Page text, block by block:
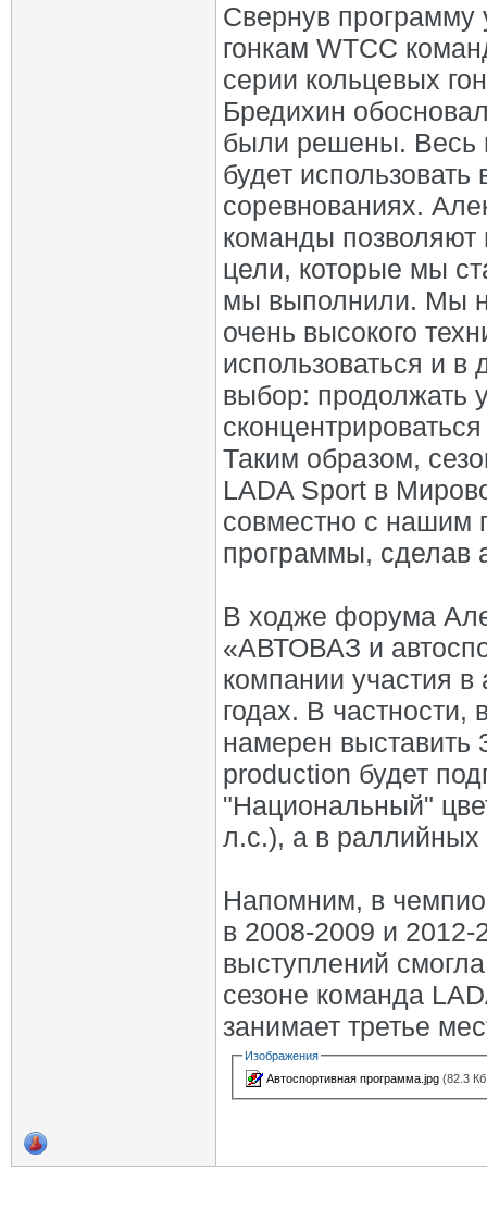
Свернув программу
гонкам WTCC
серии кольцевых
Бредихин
были решены. Весь
будет
соревнованиях.
команды позволяют
цели, которые мы
мы выполнили. Мы
очень высокого
использоваться и
выбор: продолжать
Таким образом,
LADA Sport в
совместно с нашим
программы, сделав
В ходже форума
«АВТОВАЗ и
компании участия в
годах. В частности,
намерен выставить
production будет
"Национальный"
л.с.), а в раллийных
Напомним, в
в 2008-2009 и 2012-
выступлений
сезоне команда
занимает третье
Изображения
Автоспортивная программа.jpg (82.3